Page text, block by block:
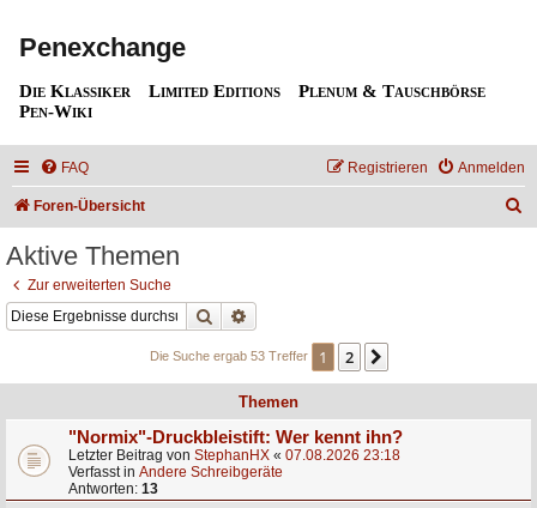
Penexchange
Die Klassiker Limited Editions
Plenum & Tauschbörse
Pen-Wiki
FAQ Anmelden
Registrieren
Foren-Übersicht
Aktive Themen
Zur erweiterten Suche
Suche
Die Suche ergab 53 Treffer 1 2
Themen
"Normix"-Druckbleistift: Wer kennt ihn?
Letzter Beitrag von StephanHX « 07.08.2026 23:18
Verfasst in Andere Schreibgeräte
Antworten: 13